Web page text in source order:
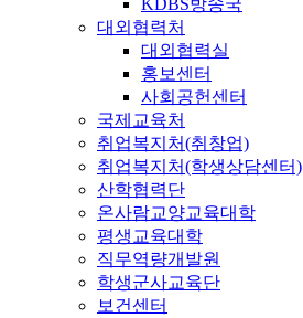
KDBS방송국
대외협력처
대외협력실
홍보센터
사회공헌센터
국제교육처
취업복지처(취창업)
취업복지처(학생상담센터)
산학협력단
온사람교양교육대학
평생교육대학
직무역량개발원
학생군사교육단
보건센터